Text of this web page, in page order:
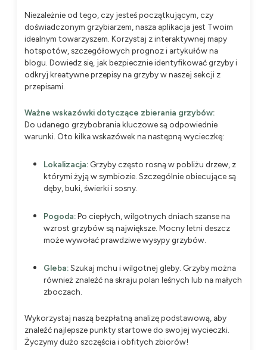
Niezależnie od tego, czy jesteś początkującym, czy
doświadczonym grzybiarzem, nasza aplikacja jest Twoim
idealnym towarzyszem. Korzystaj z interaktywnej mapy
hotspotów, szczegółowych prognoz i artykułów na
blogu. Dowiedz się, jak bezpiecznie identyfikować grzyby i
odkryj kreatywne przepisy na grzyby w naszej sekcji z
przepisami.
Ważne wskazówki dotyczące zbierania grzybów:
Do udanego grzybobrania kluczowe są odpowiednie
warunki. Oto kilka wskazówek na następną wycieczkę:
Lokalizacja:Grzyby często rosną w pobliżu drzew, z
którymi żyją w symbiozie. Szczególnie obiecujące są
dęby, buki, świerki i sosny.
Pogoda:Po ciepłych, wilgotnych dniach szanse na
wzrost grzybów są największe. Mocny letni deszcz
może wywołać prawdziwe wysypy grzybów.
Gleba:Szukaj mchu i wilgotnej gleby. Grzyby można
również znaleźć na skraju polan leśnych lub na małych
zboczach.
Wykorzystaj naszą bezpłatną analizę podstawową, aby
znaleźć najlepsze punkty startowe do swojej wycieczki.
Życzymy dużo szczęścia i obfitych zbiorów!